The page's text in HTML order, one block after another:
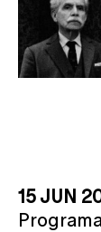
15 JUN